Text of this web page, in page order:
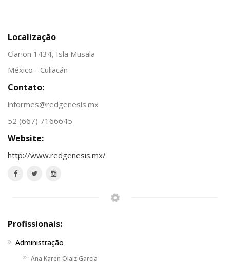
Localização
Clarion 1434, Isla Musala
México - Culiacán
Contato:
informes@redgenesis.mx
52 (667) 7166645
Website:
http://www.redgenesis.mx/
Profissionais:
Administração
Ana Karen Olaiz Garcia